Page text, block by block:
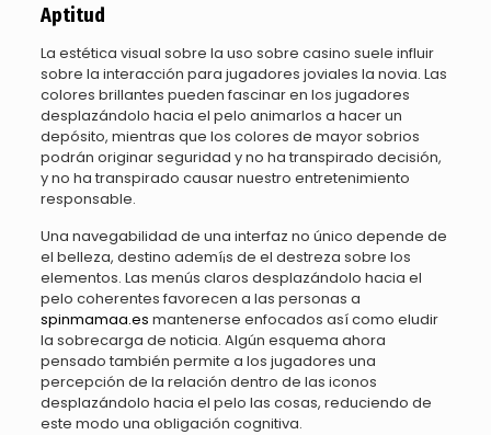
Aptitud
La estética visual sobre la uso sobre casino suele influir
sobre la interacción para jugadores joviales la novia. Las
colores brillantes pueden fascinar en los jugadores
desplazándolo hacia el pelo animarlos a hacer un
depósito, mientras que los colores de mayor sobrios
podrán originar seguridad y no ha transpirado decisión,
y no ha transpirado causar nuestro entretenimiento
responsable.
Una navegabilidad de una interfaz no único depende de
el belleza, destino ademí¡s de el destreza sobre los
elementos. Las menús claros desplazándolo hacia el
pelo coherentes favorecen a las personas a
spinmamaa.es mantenerse enfocados así­ como eludir
la sobrecarga de noticia. Algún esquema ahora
pensado también permite a los jugadores una
percepción de la relación dentro de las iconos
desplazándolo hacia el pelo las cosas, reduciendo de
este modo una obligación cognitiva.